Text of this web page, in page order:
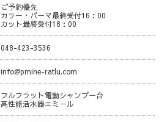
ご予約優先
カラー・パーマ最終受付16：00
カット最終受付18：00
048-423-3536
info@pmine-ratlu.com
フルフラット電動シャンプー台
高性能活水器エミール